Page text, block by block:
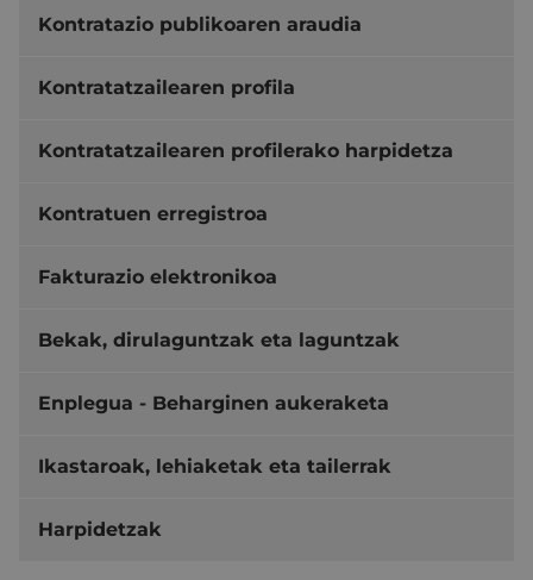
Kontratazio publikoaren araudia
Kontratatzailearen profila
Kontratatzailearen profilerako harpidetza
Kontratuen erregistroa
Fakturazio elektronikoa
Bekak, dirulaguntzak eta laguntzak
Enplegua - Beharginen aukeraketa
Ikastaroak, lehiaketak eta tailerrak
Harpidetzak